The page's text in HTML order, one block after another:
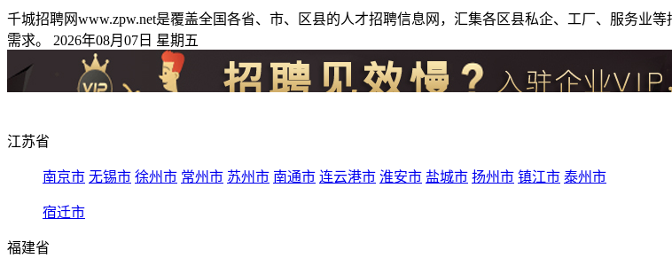
千城招聘网www.zpw.net是覆盖全国各省、市、区县的人才招聘信息网，汇集各区县私企、工厂、服务业
需求。 2026年08月07日 星期五
江苏省
南京市 无锡市 徐州市 常州市 苏州市 南通市 连云港市 淮安市 盐城市 扬州市 镇江市 泰州市
宿迁市
福建省